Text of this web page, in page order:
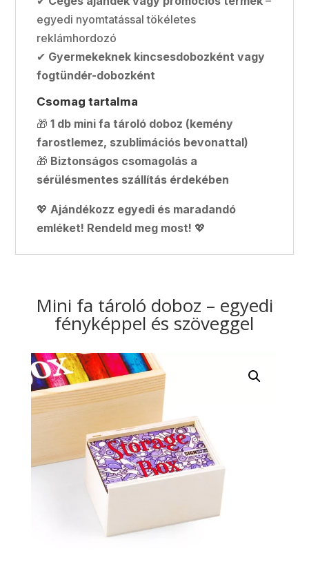
egyedi nyomtatással tökéletes
reklámhordozó
✔ Gyermekeknek kincsesdobozként vagy
fogtündér-dobozként
Csomag tartalma
🎁1 db mini fa tároló doboz (kemény
farostlemez, szublimációs bevonattal)
🎁 Biztonságos csomagolás a
sérülésmentes szállítás érdekében
💖 Ajándékozz egyedi és maradandó
emléket! Rendeld meg most! 💖
Mini fa tároló doboz – egyedi
fényképpel és szöveggel